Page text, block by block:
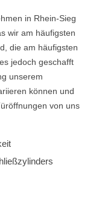
in Rhein-Sieg
wir am häufigsten
die am häufigsten
jedoch geschafft
unserem
können und
von uns